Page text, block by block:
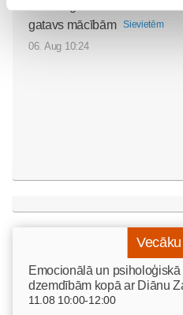
gatavs mācībām
Sievietēm
06. Aug 10:24
Emocionālā un
dzemdībām kopā ar Diānu
11.08 10:00-12:00